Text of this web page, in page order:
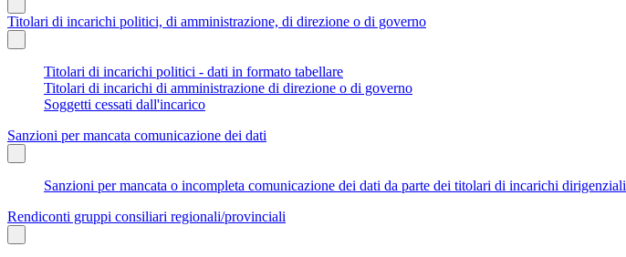
Titolari di incarichi politici, di amministrazione, di direzione o di governo
Titolari di incarichi politici - dati in formato tabellare
Titolari di incarichi di amministrazione di direzione o di governo
Soggetti cessati dall'incarico
Sanzioni per mancata comunicazione dei dati
Sanzioni per mancata o incompleta comunicazione dei dati da parte dei titolari di incarichi dirigenziali
Rendiconti gruppi consiliari regionali/provinciali